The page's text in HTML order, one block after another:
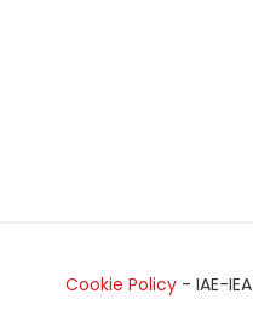
Cookie Policy - IAE-IEA